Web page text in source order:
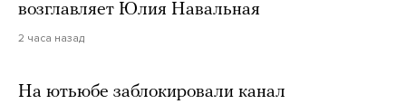
возглавляет Юлия Навальная
2 часа назад
На ютьюбе заблокировали канал